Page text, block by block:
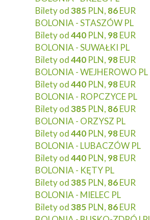
Bilety od385 PLN, 86EUR
BOLONIA - STASZÓW PL
Bilety od440 PLN, 98EUR
BOLONIA - SUWAŁKI PL
Bilety od440 PLN, 98EUR
BOLONIA - WEJHEROWO PL
Bilety od440 PLN, 98EUR
BOLONIA - ROPCZYCE PL
Bilety od385 PLN, 86EUR
BOLONIA - ORZYSZ PL
Bilety od440 PLN, 98EUR
BOLONIA - LUBACZÓW PL
Bilety od440 PLN, 98EUR
BOLONIA - KĘTY PL
Bilety od385 PLN, 86EUR
BOLONIA - MIELEC PL
Bilety od385 PLN, 86EUR